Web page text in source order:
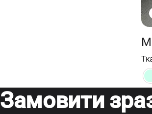
Замовити